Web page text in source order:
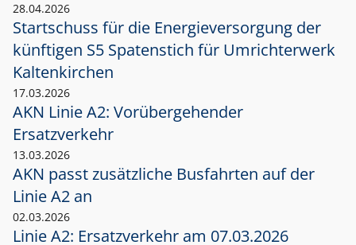
28.04.2026
Startschuss für die Energieversorgung der
künftigen S5 Spatenstich für Umrichterwerk
Kaltenkirchen
17.03.2026
AKN Linie A2: Vorübergehender
Ersatzverkehr
13.03.2026
AKN passt zusätzliche Busfahrten auf der
Linie A2 an
02.03.2026
Linie A2: Ersatzverkehr am 07.03.2026